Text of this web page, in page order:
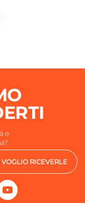
e
VOGLIO RICEVERLE